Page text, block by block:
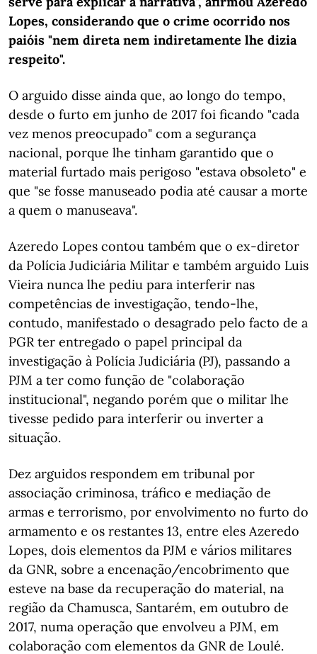
Lopes, considerando que o crime ocorrido nos
paióis "nem direta nem indiretamente lhe dizia
respeito".
O arguido disse ainda que, ao longo do tempo,
desde o furto em junho de 2017 foi ficando "cada
vez menos preocupado" com a segurança
nacional, porque lhe tinham garantido que o
material furtado mais perigoso "estava obsoleto" e
que "se fosse manuseado podia até causar a morte
a quem o manuseava".
Azeredo Lopes contou também que o ex-diretor
da Polícia Judiciária Militar e também arguido Luis
Vieira nunca lhe pediu para interferir nas
competências de investigação, tendo-lhe,
contudo, manifestado o desagrado pelo facto de a
PGR ter entregado o papel principal da
investigação à Polícia Judiciária (PJ), passando a
PJM a ter como função de "colaboração
institucional", negando porém que o militar lhe
tivesse pedido para interferir ou inverter a
situação.
Dez arguidos respondem em tribunal por
associação criminosa, tráfico e mediação de
armas e terrorismo, por envolvimento no furto do
armamento e os restantes 13, entre eles Azeredo
Lopes, dois elementos da PJM e vários militares
da GNR, sobre a encenação/encobrimento que
esteve na base da recuperação do material, na
região da Chamusca, Santarém, em outubro de
2017, numa operação que envolveu a PJM, em
colaboração com elementos da GNR de Loulé.